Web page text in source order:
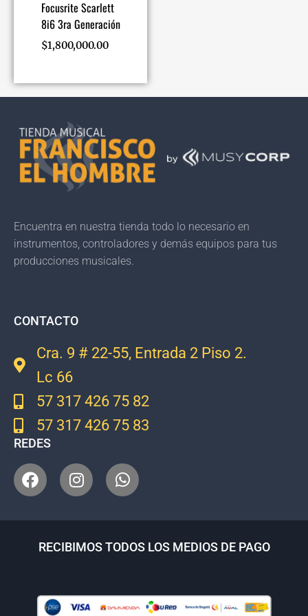
Focusrite Scarlett
8i6 3ra Generación
$1,800,000.00
Encuentra en nuestra tienda todo lo necesario en
instrumentos, controladores y demás equipos para tus
producciones musicales.
CONTACTO
Cra. 9 # 22-55, Entrada 2 Piso 2.
Lc 66
57 317 426 75 82
57 317 426 75 83
REDES
RECIBIMOS TODOS LOS MEDIOS DE PAGO